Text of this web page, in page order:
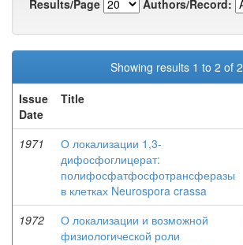
Results/Page
Authors/Record:
Showing results 1 to 2 of 2
Issue
Date
Title
1971
О локализации 1,3-
дифосфоглицерат:
полифосфатфосфотрансферазы
в клетках Neurospora crassa
1972
О локализации и возможной
физиологической роли